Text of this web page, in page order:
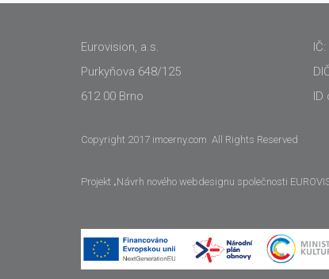
Eurovision, a.s.
Purkyňova 648/125
612 00 Brno
ID
Copyright 2017 imcerny.com All Rights Reserved
Projekt „Návrh nového webdesignu společnosti